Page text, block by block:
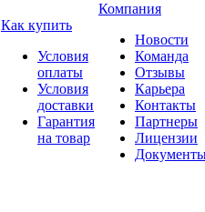
Как купить
Условия
оплаты
Условия
доставки
Гарантия
на товар
Компания
Новости
Команда
Отзывы
Карьера
Контакты
Партнеры
Лицензии